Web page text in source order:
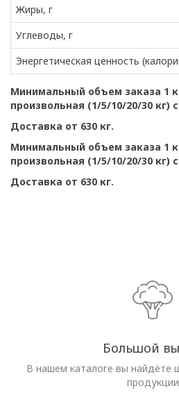
Жиры, г
Углеводы, г
Энергетическая ценность
Минимальный объем заказа 1
произвольная (1/5/10/20/30 кг)
Доставка от 630 кг.
Минимальный объем заказа 1
произвольная (1/5/10/20/30 кг)
Доставка от 630 кг.
Большой
В нашем каталоге вы найдёте
продукции